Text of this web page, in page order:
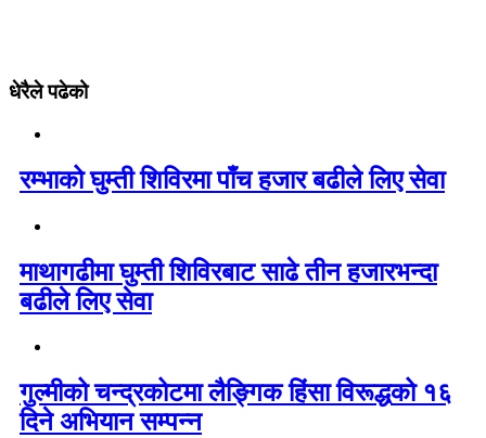
धेरैले पढेको
रम्भाको घुम्ती शिविरमा पाँच हजार बढीले लिए सेवा
माथागढीमा घुम्ती शिविरबाट साढे तीन हजारभन्दा
बढीले लिए सेवा
गुल्मीको चन्द्रकोटमा लैङ्गिक हिंसा विरूद्धको १६
दिने अभियान सम्पन्न